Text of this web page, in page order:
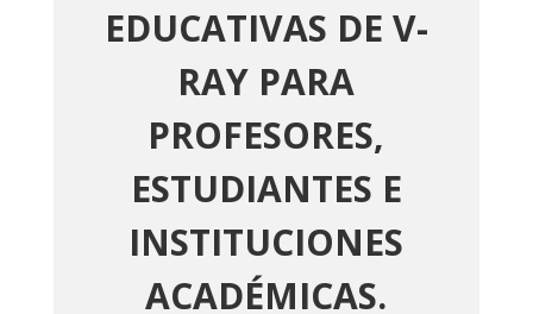
EDUCATIVAS DE V-
RAY PARA
PROFESORES,
ESTUDIANTES E
INSTITUCIONES
ACADÉMICAS.